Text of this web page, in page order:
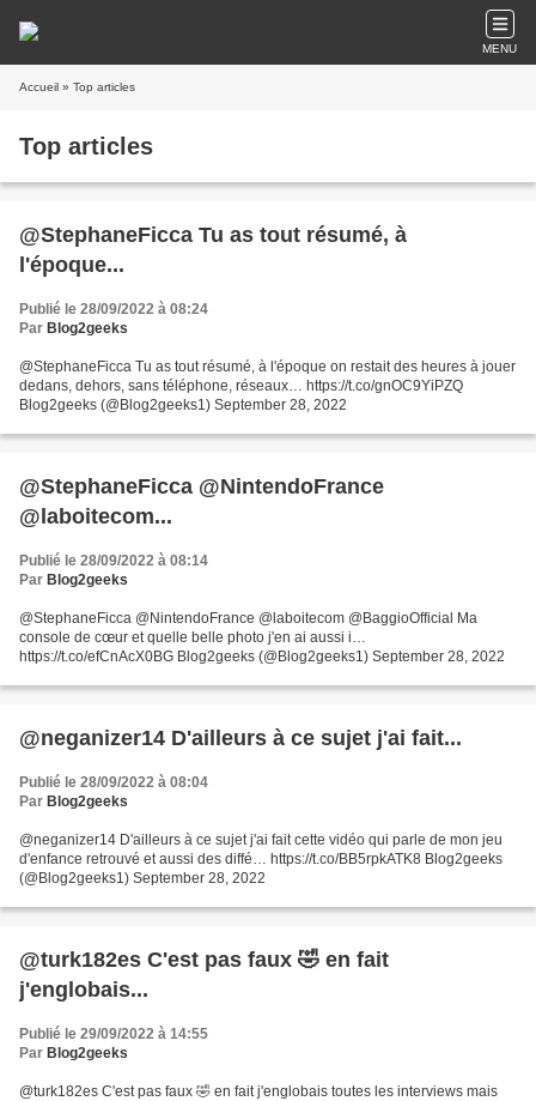
MENU
Accueil » Top articles
Top articles
@StephaneFicca Tu as tout résumé, à
l'époque...
Publié le 28/09/2022 à 08:24
Par Blog2geeks
@StephaneFicca Tu as tout résumé, à l'époque on restait des heures à jouer
dedans, dehors, sans téléphone, réseaux… https://t.co/gnOC9YiPZQ
Blog2geeks (@Blog2geeks1) September 28, 2022
@StephaneFicca @NintendoFrance
@laboitecom...
Publié le 28/09/2022 à 08:14
Par Blog2geeks
@StephaneFicca @NintendoFrance @laboitecom @BaggioOfficial Ma
console de cœur et quelle belle photo j'en ai aussi i…
https://t.co/efCnAcX0BG Blog2geeks (@Blog2geeks1) September 28, 2022
@neganizer14 D'ailleurs à ce sujet j'ai fait...
Publié le 28/09/2022 à 08:04
Par Blog2geeks
@neganizer14 D'ailleurs à ce sujet j'ai fait cette vidéo qui parle de mon jeu
d'enfance retrouvé et aussi des diffé… https://t.co/BB5rpkATK8 Blog2geeks
(@Blog2geeks1) September 28, 2022
@turk182es C'est pas faux 🤣 en fait
j'englobais...
Publié le 29/09/2022 à 14:55
Par Blog2geeks
@turk182es C'est pas faux 🤣 en fait j'englobais toutes les interviews mais